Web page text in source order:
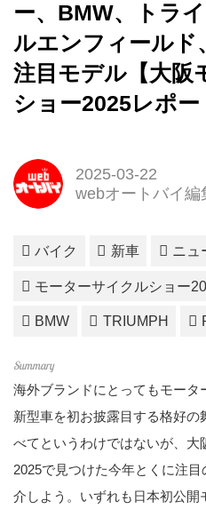
ー、BMW、トラ
ルエンフィールド
注目モデル【大阪
ショー2025レポー
2025-03-22
webオートバイ編
バイク 新車 ニュ
モーターサイクルショー
BMW TRIUMPH
海外ブランドにとってもモー
新型車を初お披露目する格好
べてというわけではないが、大
2025で見つけた今年とくに注
介しよう。いずれも日本初公開